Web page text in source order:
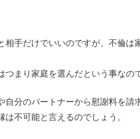
相手だけでいいのですが、不倫は
まり家庭を選んだという事なの
自分のパートナーから慰謝料を請
不可能と言えるのでしょう。